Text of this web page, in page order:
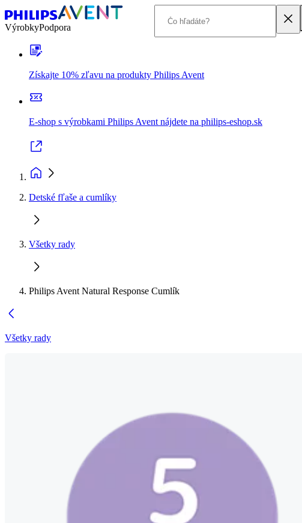
VýrobkyPodpora
Získajte 10% zľavu na produkty Philips Avent
E-shop s výrobkami Philips Avent nájdete na philips-eshop.sk
Detské fľaše a cumlíky
Všetky rady
Philips Avent Natural Response Cumlík
Všetky rady